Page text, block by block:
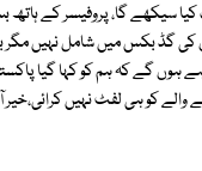
اب کیا سیکھے گا، پروفیسر کے
کی گڈ بکس میں شامل نہیں
گے کہ ہم کو کہا گیا پاکستانی
والے کو ہی لفٹ نہیں